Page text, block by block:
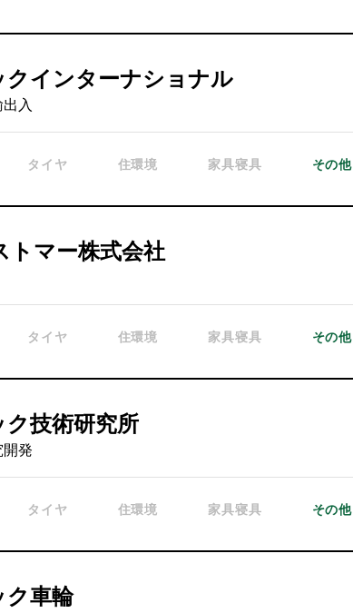
クインターナショナル
入
タイヤ 住環境 家具寝具 その他
トマー株式会社
タイヤ 住環境 家具寝具 その他
技術研究所
発
タイヤ 住環境 家具寝具 その他
ク車輪